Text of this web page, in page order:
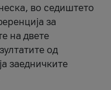
во седиштето
за
на двете
од
заедничките